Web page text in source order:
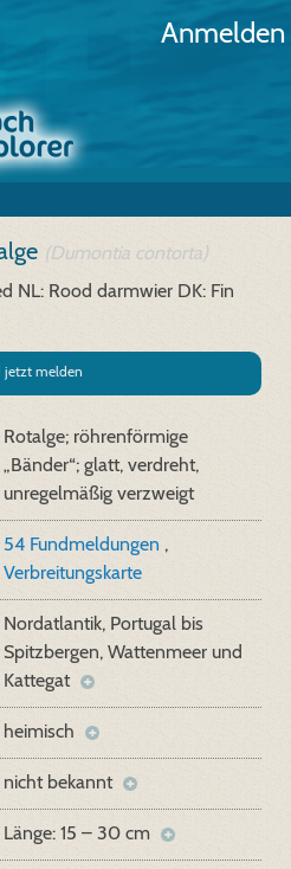
Anmelden
(Dumontia contorta)
NL: Rood darmwier DK: Fin
jetzt melden
Rotalge; röhrenförmige
„Bänder“; glatt, verdreht,
unregelmäßig verzweigt
54 Fundmeldungen ,
Verbreitungskarte
Nordatlantik, Portugal bis
Spitzbergen, Wattenmeer und
Kattegat
heimisch
nicht bekannt
Länge: 15 – 30 cm